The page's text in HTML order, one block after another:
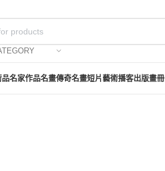
品名家作品名畫傳奇名畫短片藝術播客出版畫冊